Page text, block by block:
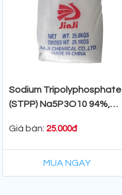
Sodium Tripolyphosphate
(STPP) Na5P3O10 94%,
Giá bán: 25.000đ
MUA NGAY